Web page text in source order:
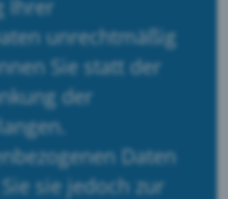
Ihrer
unrechtmäßig
Sie statt der
der
Daten
sie jedoch zur